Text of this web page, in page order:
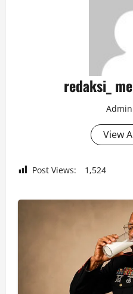
redaksi_
View
Post Views: 1,524